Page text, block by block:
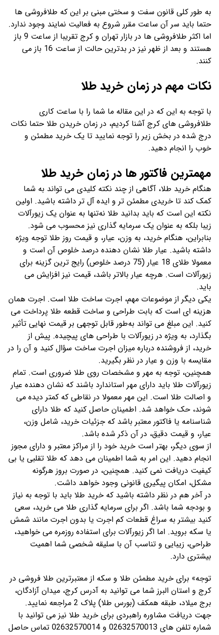
به طور کلی قانون سفت و سختی مبنی بر این که طلافروشی ها
حتما باید سر آن ساعت مقرر شروع به فعالیت نمایند وجود ندارد.
اما اکثر طلافروشی ها در بازار تهران و کرج تقریبا از ساعت 9 باز
هستند و بعد از ظهر نیز در بدترین حالت از ساعت 16 باز می
کنند.
نکات مهم در زمان خرید طلا
با توجه به این که در این مقاله ما شما را با ساعت کاری
طلافروشی های کرج آشنا کردیم، در زمان خریدن طلا حتما نکات
درج شده در بخش زیر را توجه نمایید تا یک خرید مطمئن و
خوب را انجام دهید.
مهمترین فاکتور ها در زمان خرید طلا
هنگام خرید طلا، آگاهی از چند نکته کلیدی می تواند به شما
کمک کند تا خریدی مطمئن تر و ایده آل تر داشته باشید. اولین
نکته این است که باید بدانید طلا نه‌تنها به عنوان یک زیورآلات
زیبا بلکه به عنوان یک سرمایه گذاری نیز محسوب می شود.
بنابراین، هنگام خرید، به وزن، عیار، و قیمت روز طلا توجه ویژه
داشته باشید. عیار طلا نشان دهنده درصد خلوص آن است و
معمولا طلای 18 عیار (75 درصد خلوص) رایج ترین گزینه برای
زیورآلات است. هرچه عیار بالاتر باشد، قیمت نیز افزایش می
باید.
یکی دیگر از موضوعات مهم، اجرت ساخت طلا است. اجرت همان
هزینه ای است که بابت طراحی و ساخت قطعه طلا پرداخت می
کنید. این مبلغ می تواند به‌طور قابل توجهی بر قیمت نهایی تأثیر
بگذارد، به ویژه در زیورآلات با طراحی های پیچیده. پیش از
خرید، از فروشنده درباره میزان اجرت ساخت سؤال کنید و آن را در
مقایسه با وزن و عیار در نظر بگیرید.
همچنین، توجه به مهر و مشخصات روی طلا ضروری است. تمام
زیورآلات طلا باید دارای مهر استاندارد باشند که نشان دهنده عیار
و اصالت طلا است. این مهر معمولا در نقاطی که کمتر دیده می
شوند، حک خواهد شد. اطمینان حاصل کنید که طلا دارای
شناسنامه یا فاکتور معتبر باشد که جزئیات خرید، شامل وزن،
عیار، و قیمت دقیق، در آن ذکر شده باشد.
از سوی دیگر، بهتر است خرید خود را از مراکز معتبر و دارای مجوز
انجام دهید. این امر به شما اطمینان می دهد که طلا تقلبی یا بی
کیفیت دریافت نمی کنید. همچنین، در صورت بروز هرگونه
مشکل، امکان پیگیری قانونی وجود خواهد داشت.
در آخر هم در نظر داشته باشید که خرید طلا باید با توجه به نیاز
و بودجه شما باشد. اگر برای سرمایه گذاری طلا می خرید، سعی
کنید بیشتر به سراغ قطعات کم اجرت یا بدون اجرت مانند شمش
یا سکه بروید. اما اگر زیورآلات برای استفاده روزمره می خواهید،
طراحی، زیبایی و تناسب آن با سلیقه شخصی شما اهمیت
بیشتری دارد.
توجه» برای خرید مطمئن طلا و سکه از معتبرترین طلا فروشی در
کرج و استان البرز شما می توانید به آدرس کرج، میدان آزادگان،
برج میلاد، طبقه همکف (بورس طلا) پلاک 2 مراجعه نمایید.
جهت دریافت مشاوره راهبردی برای خرید طلا نیز می توانید با
شماره تلفن های 02632570013 و 02632570014 تماس حاصل